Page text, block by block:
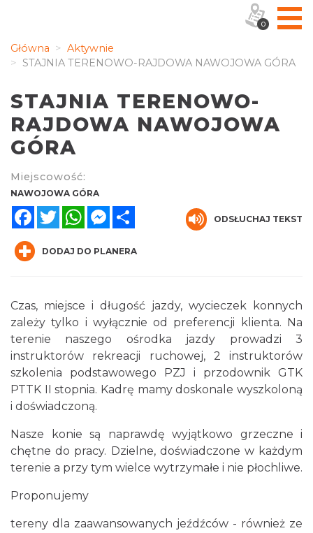
Główna
Aktywnie
STAJNIA TERENOWO-RAJDOWA NAWOJOWA GÓRA
STAJNIA TERENOWO-
RAJDOWA NAWOJOWA
GÓRA
Miejscowość:
NAWOJOWA GÓRA
FacebookTwitterWhatsAppMessenger
ODSŁUCHAJ TEKST
DODAJ DO PLANERA
Czas, miejsce i długość jazdy, wycieczek konnych
zależy tylko i wyłącznie od preferencji klienta. Na
terenie naszego ośrodka jazdy prowadzi 3
instruktorów rekreacji ruchowej, 2 instruktorów
szkolenia podstawowego PZJ i przodownik GTK
PTTK II stopnia. Kadrę mamy doskonale wyszkoloną
i doświadczoną.
Nasze konie są naprawdę wyjątkowo grzeczne i
chętne do pracy. Dzielne, doświadczone w każdym
terenie a przy tym wielce wytrzymałe i nie płochliwe.
Proponujemy
tereny dla zaawansowanych jeźdźców - również ze
0